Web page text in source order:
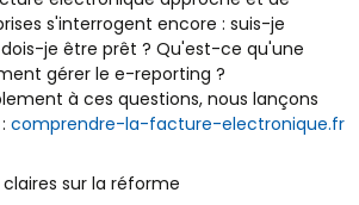
s'interrogent encore : suis-je
je être prêt ? Qu'est-ce qu'une
gérer le e-reporting ?
à ces questions, nous lançons
comprendre-la-facture-electronique.fr
sur la réforme